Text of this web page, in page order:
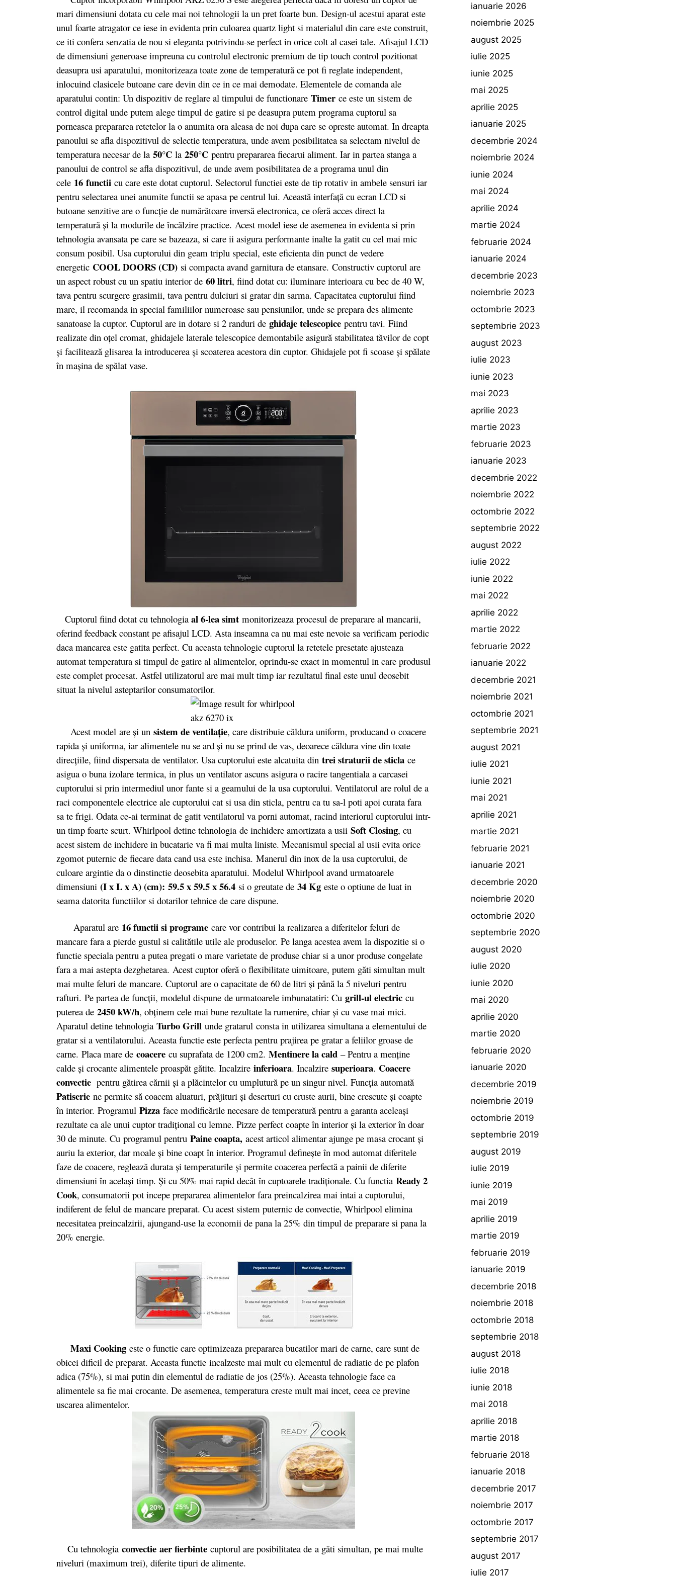
mari dimensiuni dotata cu cele mai noi tehnologii la un pret foarte bun. Design-ul acestui aparat este
unul foarte atragator ce iese in evidenta prin culoarea quartz light si materialul din care este construit,
ce iti confera senzatia de nou si eleganta potrivindu-se perfect in orice colt al casei tale. Afisajul LCD
de dimensiuni generoase impreuna cu controlul electronic premium de tip touch control pozitionat
deasupra usi aparatului, monitorizeaza toate zone de temperatură ce pot fi reglate independent,
inlocuind clasicele butoane care devin din ce in ce mai demodate. Elementele de comanda ale
aparatului contin: Un dispozitiv de reglare al timpului de functionare Timer ce este un sistem de
control digital unde putem alege timpul de gatire si pe deasupra putem programa cuptorul sa
porneasca prepararea retetelor la o anumita ora aleasa de noi dupa care se opreste automat. In dreapta
panoului se afla dispozitivul de selectie temperatura, unde avem posibilitatea sa selectam nivelul de
temperatura necesar de la 50°C la 250°C pentru prepararea fiecarui aliment. Iar in partea stanga a
panoului de control se afla dispozitivul, de unde avem posibilitatea de a programa unul din
cele 16 functii cu care este dotat cuptorul. Selectorul functiei este de tip rotativ in ambele sensuri iar
pentru selectarea unei anumite functii se apasa pe centrul lui. Această interfaţă cu ecran LCD si
butoane senzitive are o funcţie de numărătoare inversă electronica, ce oferă acces direct la
temperatură şi la modurile de încălzire practice. Acest model iese de asemenea in evidenta si prin
tehnologia avansata pe care se bazeaza, si care ii asigura performante inalte la gatit cu cel mai mic
consum posibil. Usa cuptorului din geam triplu special, este eficienta din punct de vedere
energetic COOL DOORS (CD) si compacta avand garnitura de etansare. Constructiv cuptorul are
un aspect robust cu un spatiu interior de 60 litri, fiind dotat cu: iluminare interioara cu bec de 40 W,
tava pentru scurgere grasimii, tava pentru dulciuri si gratar din sarma. Capacitatea cuptorului fiind
mare, il recomanda in special familiilor numeroase sau pensiunilor, unde se prepara des alimente
sanatoase la cuptor. Cuptorul are in dotare si 2 randuri de ghidaje telescopice pentru tavi. Fiind
realizate din oţel cromat, ghidajele laterale telescopice demontabile asigură stabilitatea tăvilor de copt
şi facilitează glisarea la introducerea şi scoaterea acestora din cuptor. Ghidajele pot fi scoase şi spălate
în maşina de spălat vase.
Cuptorul fiind dotat cu tehnologia al 6-lea simt monitorizeaza procesul de preparare al mancarii,
oferind feedback constant pe afisajul LCD. Asta inseamna ca nu mai este nevoie sa verificam periodic
daca mancarea este gatita perfect. Cu aceasta tehnologie cuptorul la retetele presetate ajusteaza
automat temperatura si timpul de gatire al alimentelor, oprindu-se exact in momentul in care produsul
este complet procesat. Astfel utilizatorul are mai mult timp iar rezultatul final este unul deosebit
situat la nivelul asteptarilor consumatorilor.
Acest model are şi un sistem de ventilaţie, care distribuie căldura uniform, producand o coacere
rapida şi uniforma, iar alimentele nu se ard şi nu se prind de vas, deoarece căldura vine din toate
direcţiile, fiind dispersata de ventilator. Usa cuptorului este alcatuita din trei straturii de sticla ce
asigua o buna izolare termica, in plus un ventilator ascuns asigura o racire tangentiala a carcasei
cuptorului si prin intermediul unor fante si a geamului de la usa cuptorului. Ventilatorul are rolul de a
raci componentele electrice ale cuptorului cat si usa din sticla, pentru ca tu sa-l poti apoi curata fara
sa te frigi. Odata ce-ai terminat de gatit ventilatorul va porni automat, racind interiorul cuptorului intr-
un timp foarte scurt. Whirlpool detine tehnologia de inchidere amortizata a usii Soft Closing, cu
acest sistem de inchidere in bucatarie va fi mai multa liniste. Mecanismul special al usii evita orice
zgomot puternic de fiecare data cand usa este inchisa. Manerul din inox de la usa cuptorului, de
culoare argintie da o dinstinctie deosebita aparatului. Modelul Whirlpool avand urmatoarele
dimensiuni (I x L x A) (cm): 59.5 x 59.5 x 56.4 si o greutate de 34 Kg este o optiune de luat in
seama datorita functiilor si dotarilor tehnice de care dispune.
Aparatul are 16 functii si programe care vor contribui la realizarea a diferitelor feluri de
mancare fara a pierde gustul si calitătile utile ale produselor. Pe langa acestea avem la dispozitie si o
functie speciala pentru a putea pregati o mare varietate de produse chiar si a unor produse congelate
fara a mai astepta dezghetarea. Acest cuptor oferă o flexibilitate uimitoare, putem găti simultan mult
mai multe feluri de mancare. Cuptorul are o capacitate de 60 de litri şi până la 5 niveluri pentru
rafturi. Pe partea de funcții, modelul dispune de urmatoarele imbunatatiri: Cu grill-ul electric cu
puterea de 2450 kW/h, obţinem cele mai bune rezultate la rumenire, chiar şi cu vase mai mici.
Aparatul detine tehnologia Turbo Grill unde gratarul consta in utilizarea simultana a elementului de
gratar si a ventilatorului. Aceasta functie este perfecta pentru prajirea pe gratar a feliilor groase de
carne. Placa mare de coacere cu suprafata de 1200 cm2. Mentinere la cald – Pentru a menţine
calde şi crocante alimentele proaspăt gătite. Incalzire inferioara. Incalzire superioara. Coacere
convectie pentru gătirea cărnii şi a plăcintelor cu umplutură pe un singur nivel. Funcţia automată
Patiserie ne permite să coacem aluaturi, prăjituri şi deserturi cu cruste aurii, bine crescute şi coapte
în interior. Programul Pizza face modificările necesare de temperatură pentru a garanta aceleaşi
rezultate ca ale unui cuptor tradiţional cu lemne. Pizze perfect coapte în interior şi la exterior în doar
30 de minute. Cu programul pentru Paine coapta, acest articol alimentar ajunge pe masa crocant şi
auriu la exterior, dar moale şi bine coapt în interior. Programul defineşte în mod automat diferitele
faze de coacere, reglează durata şi temperaturile şi permite coacerea perfectă a painii de diferite
dimensiuni în acelaşi timp. Şi cu 50% mai rapid decât în cuptoarele tradiţionale. Cu functia Ready 2
Cook, consumatorii pot incepe prepararea alimentelor fara preincalzirea mai intai a cuptorului,
indiferent de felul de mancare preparat. Cu acest sistem puternic de convectie, Whirlpool elimina
necesitatea preincalzirii, ajungand-use la economii de pana la 25% din timpul de preparare si pana la
20% energie.
Maxi Cooking este o functie care optimizeaza prepararea bucatilor mari de carne, care sunt de
obicei dificil de preparat. Aceasta functie incalzeste mai mult cu elementul de radiatie de pe plafon
adica (75%), si mai putin din elementul de radiatie de jos (25%). Aceasta tehnologie face ca
alimentele sa fie mai crocante. De asemenea, temperatura creste mult mai incet, ceea ce previne
uscarea alimentelor.
Cu tehnologia convectie aer fierbinte cuptorul are posibilitatea de a găti simultan, pe mai multe
niveluri (maximum trei), diferite tipuri de alimente.
ianuarie 2026
noiembrie 2025
august 2025
iulie 2025
iunie 2025
mai 2025
aprilie 2025
ianuarie 2025
decembrie 2024
noiembrie 2024
iunie 2024
mai 2024
aprilie 2024
martie 2024
februarie 2024
ianuarie 2024
decembrie 2023
noiembrie 2023
octombrie 2023
septembrie 2023
august 2023
iulie 2023
iunie 2023
mai 2023
aprilie 2023
martie 2023
februarie 2023
ianuarie 2023
decembrie 2022
noiembrie 2022
octombrie 2022
septembrie 2022
august 2022
iulie 2022
iunie 2022
mai 2022
aprilie 2022
martie 2022
februarie 2022
ianuarie 2022
decembrie 2021
noiembrie 2021
octombrie 2021
septembrie 2021
august 2021
iulie 2021
iunie 2021
mai 2021
aprilie 2021
martie 2021
februarie 2021
ianuarie 2021
decembrie 2020
noiembrie 2020
octombrie 2020
septembrie 2020
august 2020
iulie 2020
iunie 2020
mai 2020
aprilie 2020
martie 2020
februarie 2020
ianuarie 2020
decembrie 2019
noiembrie 2019
octombrie 2019
septembrie 2019
august 2019
iulie 2019
iunie 2019
mai 2019
aprilie 2019
martie 2019
februarie 2019
ianuarie 2019
decembrie 2018
noiembrie 2018
octombrie 2018
septembrie 2018
august 2018
iulie 2018
iunie 2018
mai 2018
aprilie 2018
martie 2018
februarie 2018
ianuarie 2018
decembrie 2017
noiembrie 2017
octombrie 2017
septembrie 2017
august 2017
iulie 2017